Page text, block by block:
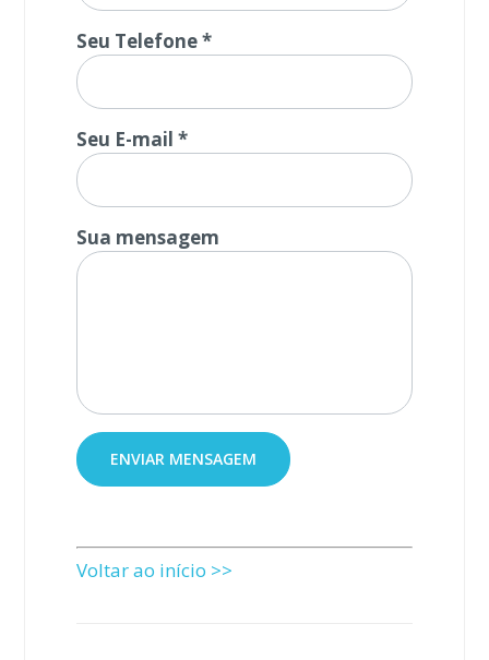
Seu Telefone *
Seu E-mail *
Sua mensagem
Voltar ao início >>